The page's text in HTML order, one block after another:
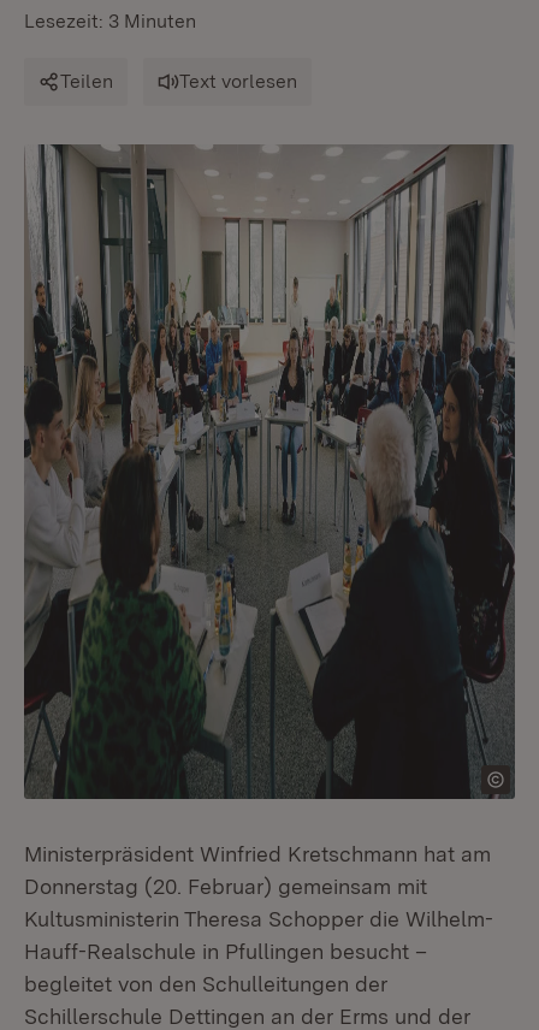
Lesezeit: 3 Minuten
Teilen Text vorlesen
Ministerpräsident Winfried Kretschmann hat am
Donnerstag (20. Februar) gemeinsam mit
Kultusministerin Theresa Schopper die Wilhelm-
Hauff-Realschule in Pfullingen besucht –
begleitet von den Schulleitungen der
Schillerschule Dettingen an der Erms und der